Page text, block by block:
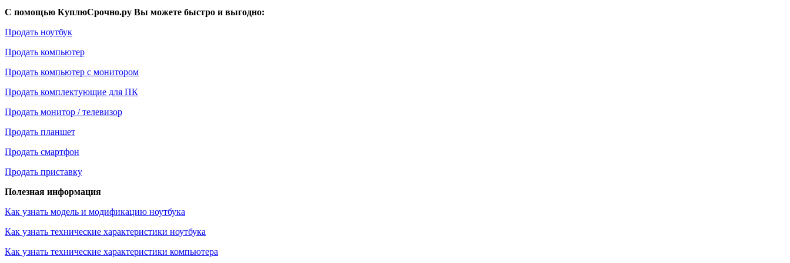
С помощью КуплюСрочно.ру Вы можете быстро и выгодно:
Продать ноутбук
Продать компьютер
Продать компьютер с монитором
Продать комплектующие для ПК
Продать монитор / телевизор
Продать планшет
Продать смартфон
Продать приставку
Полезная информация
Как узнать модель и модификацию ноутбука
Как узнать технические характеристики ноутбука
Как узнать технические характеристики компьютера